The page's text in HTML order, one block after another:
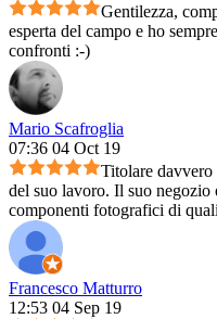
Gentilezza,
esperta del campo e ho
confronti :-)
Mario Scafroglia
07:36 04 Oct 19
Titolare davvero
del suo lavoro. Il suo negozio
componenti fotografici di
Francesco Matturro
12:53 04 Sep 19